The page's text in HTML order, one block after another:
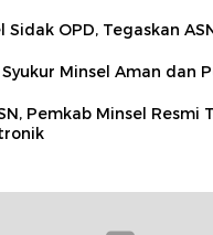
Sidak OPD, Tegaskan
Minsel Aman dan
Pemkab Minsel Resmi